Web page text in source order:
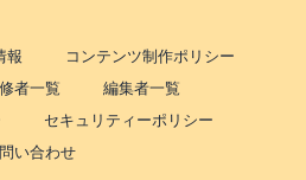
報
コンテンツ制作ポリシー
者一覧
編集者一覧
セキュリティーポリシー
い合わせ